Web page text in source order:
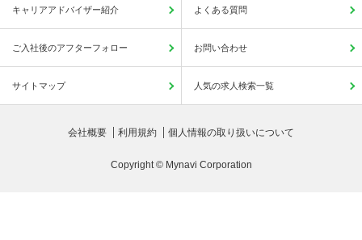
キャリアアドバイザー紹介 よくある質問
ご入社後のアフターフォロー お問い合わせ
サイトマップ 人気の求人検索一覧
会社概要 利用規約 個人情報の取り扱いについて
Copyright © Mynavi Corporation